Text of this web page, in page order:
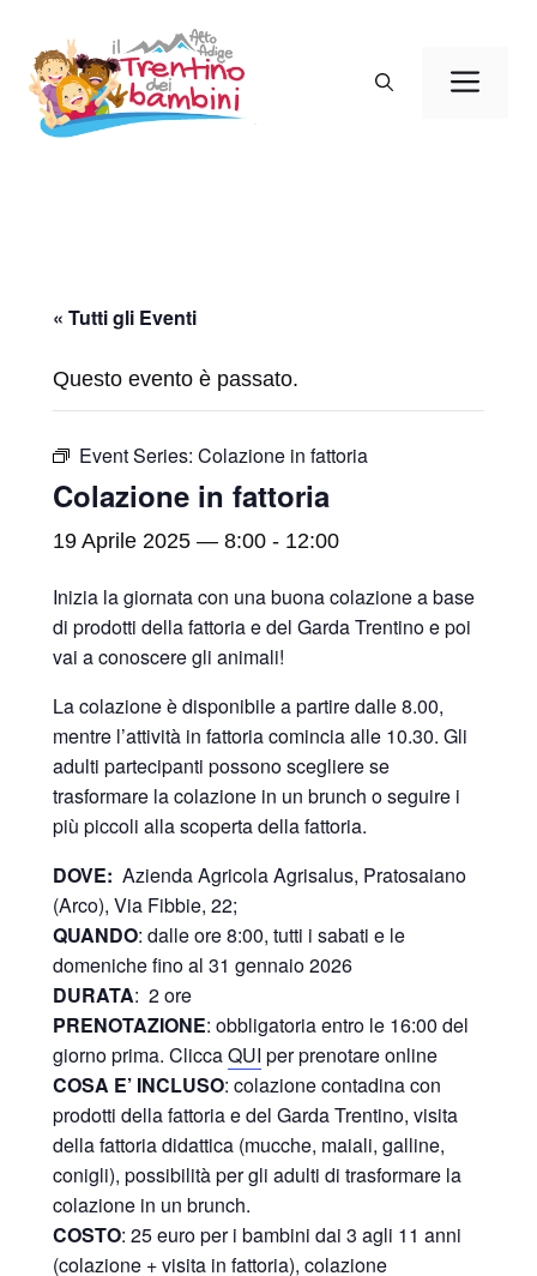
contenuto
« Tutti gli Eventi
Questo evento è passato.
Event Series: Colazione in fattoria
Colazione in fattoria
19 Aprile 2025 — 8:00 - 12:00
Inizia la giornata con una buona colazione a base
di prodotti della fattoria e del Garda Trentino e poi
vai a conoscere gli animali!
La colazione è disponibile a partire dalle 8.00,
mentre l’attività in fattoria comincia alle 10.30. Gli
adulti partecipanti possono scegliere se
trasformare la colazione in un brunch o seguire i
più piccoli alla scoperta della fattoria.
DOVE: Azienda Agricola Agrisalus, Pratosaiano
(Arco), Via Fibbie, 22;
QUANDO: dalle ore 8:00, tutti i sabati e le
domeniche fino al 31 gennaio 2026
DURATA: 2 ore
PRENOTAZIONE: obbligatoria entro le 16:00 del
giorno prima. CliccaQUI per prenotare online
COSA E’ INCLUSO: colazione contadina con
prodotti della fattoria e del Garda Trentino, visita
della fattoria didattica (mucche, maiali, galline,
conigli), possibilità per gli adulti di trasformare la
colazione in un brunch.
COSTO: 25 euro per i bambini dai 3 agli 11 anni
(colazione + visita in fattoria), colazione